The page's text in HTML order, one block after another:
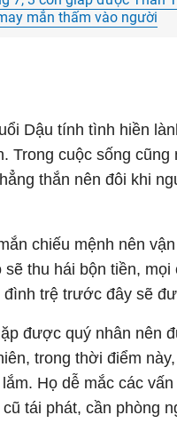
mắn thấm vào người
Dậu tính tình hiền
Trong cuộc sống cũng
thắn nên đôi khi
chiếu mệnh nên
thu hái bộn tiền, mọi
trệ trước đây sẽ
được quý nhân nên
trong thời điểm này,
Họ dễ mắc các
tái phát, cần phòng